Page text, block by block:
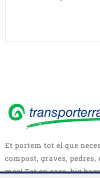
Et portem tot el que
compost, graves, pedres,
més! Tot en sacs, big